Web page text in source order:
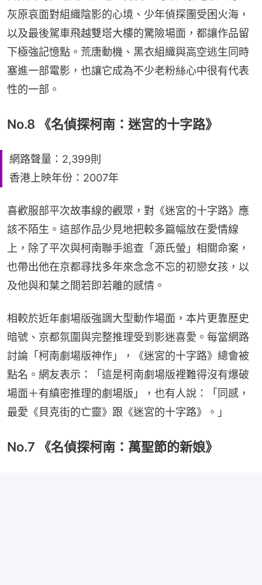
灰原哀面對組織陰影的心境、少年偵探團受困火海，
以及最後駕車飛越雙塔大樓的驚險場面，都讓作品留
下極強記憶點。荒唐動機、黑衣組織與高空逃生同時
塞進一部電影，也讓它成為不少老粉絲心中很有代表
性的一部。
No.8 《名偵探柯南：迷宮的十字路》
網路聲量：2,399則
香港上映年份：2007年
喜歡服部平次故事線的觀眾，對《迷宮的十字路》應
該不陌生。這部作品少見地把較多篇幅放在愛情線
上，除了平次與柯南聯手追查「源氏螢」相關命案，
也帶出他在京都尋找多年來念念不忘的初戀女孩，以
及他與和葉之間若即若離的感情。
相較於近年劇場版強調大型動作場面，本片更靠歷史
暗號、京都氛圍與完整推理受到影迷喜愛。每當網路
討論「柯南劇場版神作」，《迷宮的十字路》總會被
點名。網友表示：「這是柯南劇場版裡難得沒有爆破
場面＋有縝密推理的劇場版」，也有人說：「同感，
最愛《貝克街的亡靈》跟《迷宮的十字路》。」
No.7 《名偵探柯南：萬聖節的新娘》